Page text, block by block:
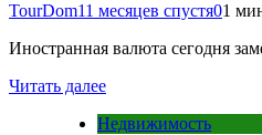
TourDom11 месяцев спустя01
Иностранная валюта сегодня
Читать далее
Недвижимость